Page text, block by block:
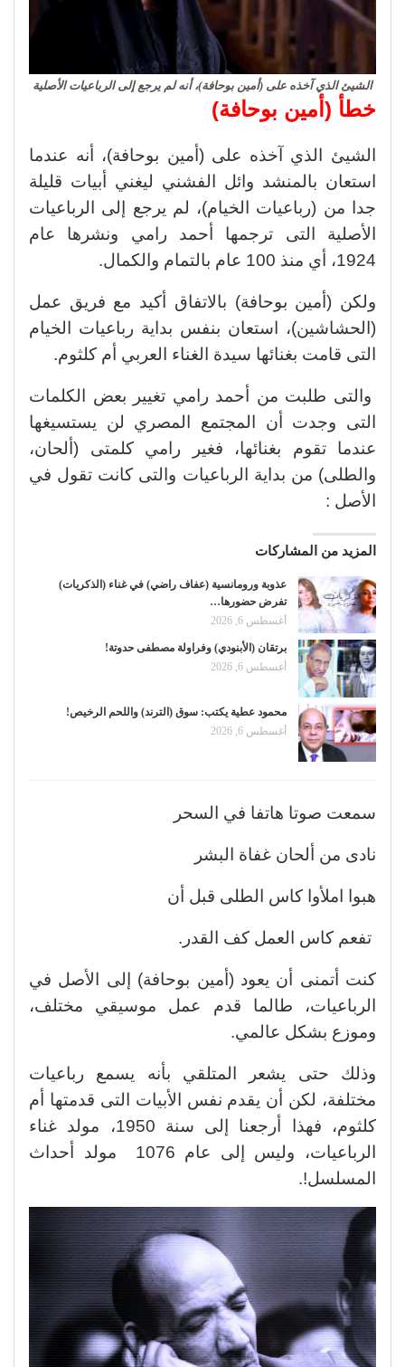
الشيئ الذي آخذه على (أمين بوحافة)، أنه لم يرجع إلى الرباعيات الأصلية
خطأ (أمين بوحافة)
الشيئ الذي آخذه على (أمين بوحافة)، أنه عندما
استعان بالمنشد وائل الفشني ليغني أبيات قليلة
جدا من (رباعيات الخيام)، لم يرجع إلى الرباعيات
الأصلية التى ترجمها أحمد رامي ونشرها عام
1924، أي منذ 100 عام بالتمام والكمال.
ولكن (أمين بوحافة) بالاتفاق أكيد مع فريق عمل
(الحشاشين)، استعان بنفس بداية رباعيات الخيام
التى قامت بغنائها سيدة الغناء العربي أم كلثوم.
والتى طلبت من أحمد رامي تغيير بعض الكلمات
التى وجدت أن المجتمع المصري لن يستسيغها
عندما تقوم بغنائها، فغير رامي كلمتى (ألحان،
والطلى) من بداية الرباعيات والتى كانت تقول في
الأصل :
المزيد من المشاركات
عذوبة ورومانسية (عفاف راضي) في غناء (الذكريات)
تفرض حضورها…
أغسطس 6, 2026
برتقان (الأبنودي) وفراولة مصطفى حدوتة!
أغسطس 6, 2026
محمود عطية يكتب: سوق (الترند) واللحم الرخيص!
أغسطس 6, 2026
سمعت صوتا هاتفا في السحر
نادى من ألحان غفاة البشر
هبوا املأوا كاس الطلى قبل أن
تفعم كاس العمل كف القدر.
كنت أتمنى أن يعود (أمين بوحافة) إلى الأصل في
الرباعيات، طالما قدم عمل موسيقي مختلف،
وموزع بشكل عالمي.
وذلك حتى يشعر المتلقي بأنه يسمع رباعيات
مختلفة، لكن أن يقدم نفس الأبيات التى قدمتها أم
كلثوم، فهذا أرجعنا إلى سنة 1950، مولد غناء
الرباعيات، وليس إلى عام 1076 مولد أحداث
المسلسل!.